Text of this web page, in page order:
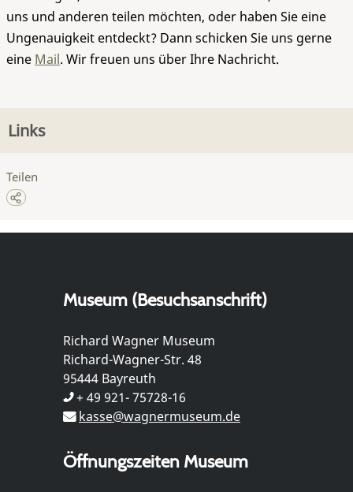
uns und anderen teilen möchten, oder haben Sie eine
Ungenauigkeit entdeckt? Dann schicken Sie uns gerne
eine Mail. Wir freuen uns über Ihre Nachricht.
Links
Teilen
Museum (Besuchsanschrift)
Richard Wagner Museum
Richard-Wagner-Str. 48
95444 Bayreuth
+ 49 921- 75728-16
kasse@wagnermuseum.de
Öffnungszeiten Museum